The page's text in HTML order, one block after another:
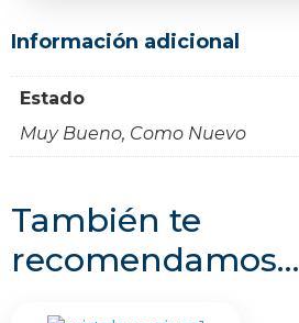
Información adicional
Estado
Muy Bueno, Como Nuevo
También te
recomendamos…